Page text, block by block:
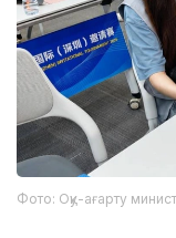
Фото: Оқу-ағарту